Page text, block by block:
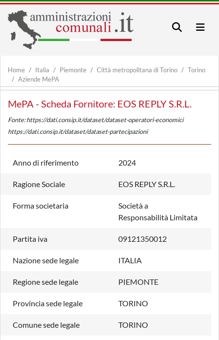
Home Italia Piemonte Città metropolitana di Torino
Torino
Aziende MePA
MePA - Scheda Fornitore: EOS REPLY S.R.L.
Fonte: https://dati.consip.it/dataset/dataset-operatori-economici
https://dati.consip.it/dataset/dataset-partecipazioni
Anno di riferimento 2024
Ragione Sociale EOS REPLY S.R.L.
Forma societaria
Società a
Responsabilità Limitata
Partita iva 09121350012
Nazione sede legale ITALIA
Regione sede legale PIEMONTE
Provincia sede legale TORINO
Comune sede legale TORINO